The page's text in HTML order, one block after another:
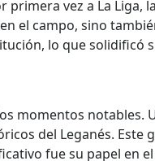
vez a La
el campo, sino
lo que solidificó
momentos
del Leganés.
fue su papel en